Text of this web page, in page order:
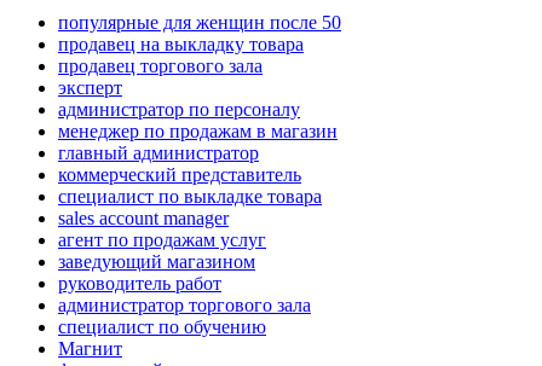
популярные для женщин после 50
продавец на выкладку товара
продавец торгового зала
эксперт
администратор по персоналу
менеджер по продажам в магазин
главный администратор
коммерческий представитель
специалист по выкладке товара
sales account manager
агент по продажам услуг
заведующий магазином
руководитель работ
администратор торгового зала
специалист по обучению
Магнит